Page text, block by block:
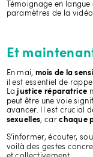
Témoignage en
paramètres de la vidéo
Et
En mai,mois de la
il est essentiel de
La justice réparatrice
peut être une voie
avancer. Il est crucial
sexuelles, carchaque
S’informer, écouter,
voilà des gestes